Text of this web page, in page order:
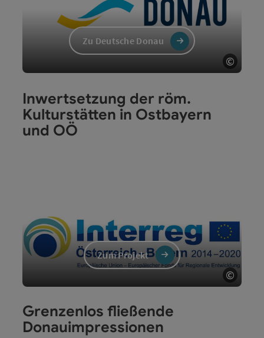
©
Zu Deutsche Donau
Inwertsetzung der röm.
Kulturstätten in Ostbayern
und OÖ
©
Zum Projekt
Grenzenlos fließende
Donauimpressionen